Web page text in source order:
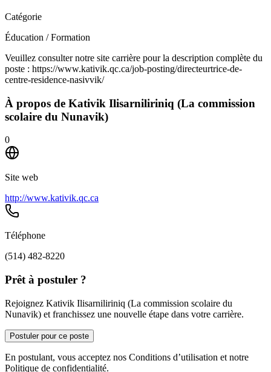
Catégorie
Éducation / Formation
Veuillez consulter notre site carrière pour la description complète du
poste : https://www.kativik.qc.ca/job-posting/directeurtrice-de-
centre-residence-nasivvik/
À propos de Kativik Ilisarniliriniq (La commission
scolaire du Nunavik)
0
Site web
http://www.kativik.qc.ca
Téléphone
(514) 482-8220
Prêt à postuler ?
Rejoignez Kativik Ilisarniliriniq (La commission scolaire du
Nunavik) et franchissez une nouvelle étape dans votre carrière.
Postuler pour ce poste
En postulant, vous acceptez nos Conditions d’utilisation et notre
Politique de confidentialité.